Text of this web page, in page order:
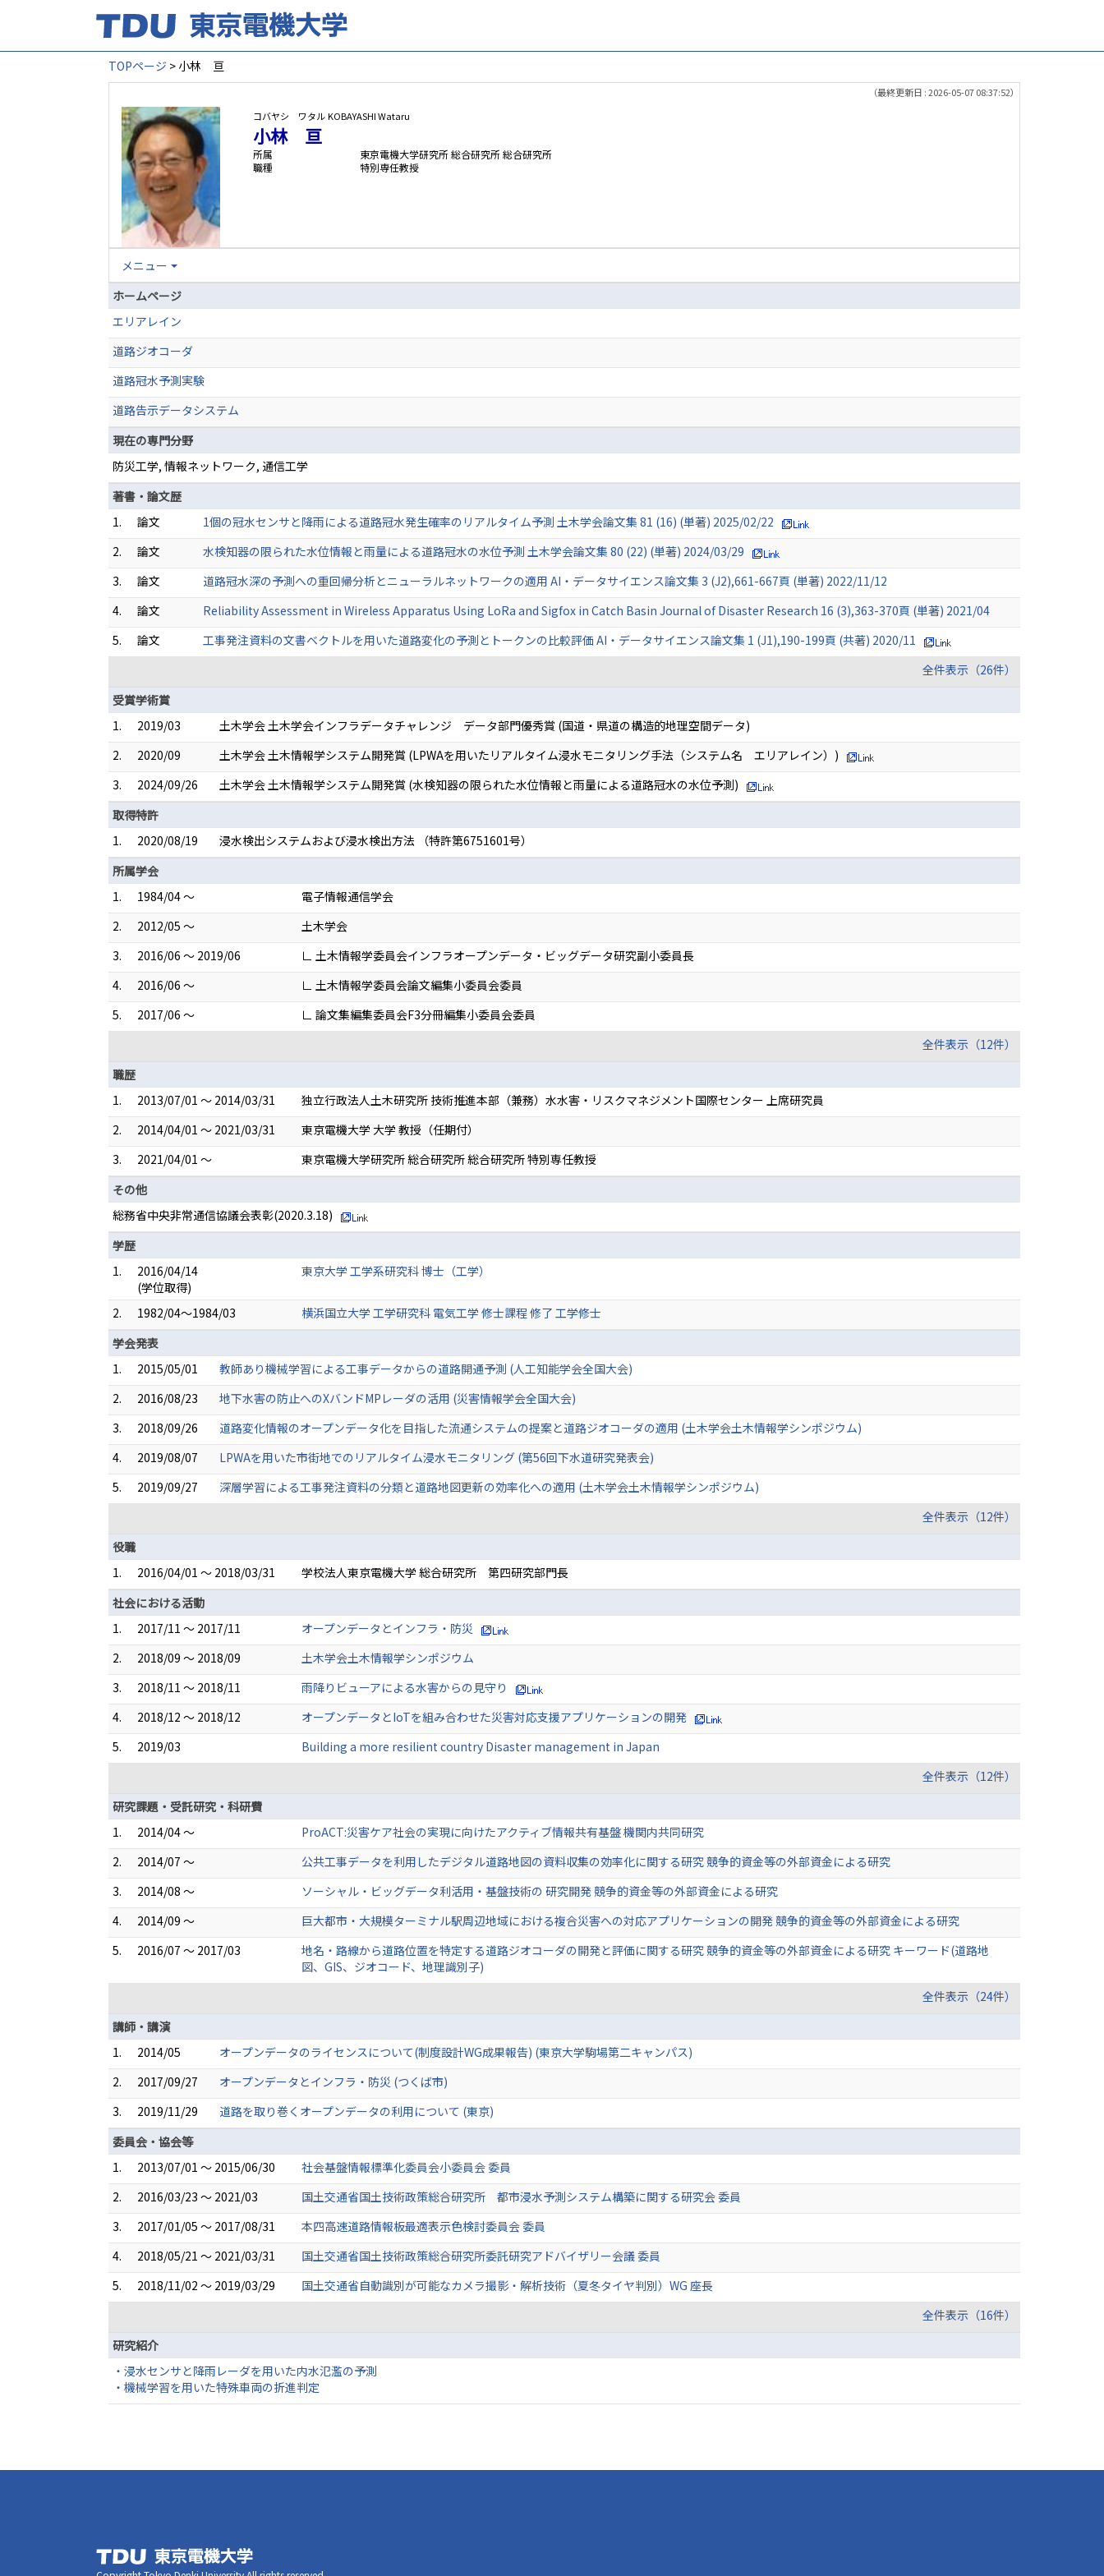
TOPページ > 小林 亘
（最終更新日 : 2026-05-07 08:37:52）
コバヤシ ワタルKOBAYASHI Wataru
小林 亘
所属
東京電機大学研究所 総合研究所 総合研究所
職種
特別専任教授
メニュー
ホームページ
エリアレイン
道路ジオコーダ
道路冠水予測実験
道路告示データシステム
現在の専門分野
防災工学, 情報ネットワーク, 通信工学
著書・論文歴
1.
論文
1個の冠水センサと降雨による道路冠水発生確率のリアルタイム予測 土木学会論文集 81 (16) (単著) 2025/02/22
2.
論文
水検知器の限られた水位情報と雨量による道路冠水の水位予測 土木学会論文集 80 (22) (単著) 2024/03/29
3.
論文
道路冠水深の予測への重回帰分析とニューラルネットワークの適用 AI・データサイエンス論文集 3 (J2),661-667頁 (単著) 2022/11/12
4.
論文
Reliability Assessment in Wireless Apparatus Using LoRa and Sigfox in Catch Basin Journal of Disaster Research 16 (3),363-370頁 (単著) 2021/04
5.
論文
工事発注資料の文書ベクトルを用いた道路変化の予測とトークンの比較評価 AI・データサイエンス論文集 1 (J1),190-199頁 (共著) 2020/11
全件表示（26件）
受賞学術賞
1.
2019/03
土木学会 土木学会インフラデータチャレンジ データ部門優秀賞 (国道・県道の構造的地理空間データ)
2.
2020/09
土木学会 土木情報学システム開発賞 (LPWAを用いたリアルタイム浸水モニタリング手法（システム名 エリアレイン）)
3.
2024/09/26
土木学会 土木情報学システム開発賞 (水検知器の限られた水位情報と雨量による道路冠水の水位予測)
取得特許
1.
2020/08/19
浸水検出システムおよび浸水検出方法 （特許第6751601号）
所属学会
1.
1984/04 ～
電子情報通信学会
2.
2012/05 ～
土木学会
3.
2016/06 ～ 2019/06
∟ 土木情報学委員会インフラオープンデータ・ビッグデータ研究副小委員長
4.
2016/06 ～
∟ 土木情報学委員会論文編集小委員会委員
5.
2017/06 ～
∟ 論文集編集委員会F3分冊編集小委員会委員
全件表示（12件）
職歴
1.
2013/07/01 ～ 2014/03/31
独立行政法人土木研究所 技術推進本部（兼務）水水害・リスクマネジメント国際センター 上席研究員
2.
2014/04/01 ～ 2021/03/31
東京電機大学 大学 教授（任期付）
3.
2021/04/01 ～
東京電機大学研究所 総合研究所 総合研究所 特別専任教授
その他
総務省中央非常通信協議会表彰(2020.3.18)
学歴
1.
2016/04/14
(学位取得)
東京大学 工学系研究科 博士（工学）
2. 1982/04～1984/03
横浜国立大学 工学研究科 電気工学 修士課程 修了 工学修士
学会発表
1.
2015/05/01
教師あり機械学習による工事データからの道路開通予測 (人工知能学会全国大会)
2.
2016/08/23
地下水害の防止へのXバンドMPレーダの活用 (災害情報学会全国大会)
3.
2018/09/26
道路変化情報のオープンデータ化を目指した流通システムの提案と道路ジオコーダの適用 (土木学会土木情報学シンポジウム)
4.
2019/08/07
LPWAを用いた市街地でのリアルタイム浸水モニタリング (第56回下水道研究発表会)
5.
2019/09/27
深層学習による工事発注資料の分類と道路地図更新の効率化への適用 (土木学会土木情報学シンポジウム)
全件表示（12件）
役職
1.
2016/04/01 ～ 2018/03/31
学校法人東京電機大学 総合研究所 第四研究部門長
社会における活動
1.
2017/11 ～ 2017/11
オープンデータとインフラ・防災
2.
2018/09 ～ 2018/09
土木学会土木情報学シンポジウム
3.
2018/11 ～ 2018/11
雨降りビューアによる水害からの見守り
4.
2018/12 ～ 2018/12
オープンデータとIoTを組み合わせた災害対応支援アプリケーションの開発
5.
2019/03
Building a more resilient country Disaster management in Japan
全件表示（12件）
研究課題・受託研究・科研費
1.
2014/04 ～
ProACT:災害ケア社会の実現に向けたアクティブ情報共有基盤 機関内共同研究
2.
2014/07 ～
公共工事データを利用したデジタル道路地図の資料収集の効率化に関する研究 競争的資金等の外部資金による研究
3.
2014/08 ～
ソーシャル・ビッグデータ利活用・基盤技術の 研究開発 競争的資金等の外部資金による研究
4.
2014/09 ～
巨大都市・大規模ターミナル駅周辺地域における複合災害への対応アプリケーションの開発 競争的資金等の外部資金による研究
5.
2016/07 ～ 2017/03
地名・路線から道路位置を特定する道路ジオコーダの開発と評価に関する研究 競争的資金等の外部資金による研究 キーワード(道路地
図、GIS、ジオコード、地理識別子)
全件表示（24件）
講師・講演
1.
2014/05
オープンデータのライセンスについて(制度設計WG成果報告) (東京大学駒場第二キャンパス)
2.
2017/09/27
オープンデータとインフラ・防災 (つくば市)
3.
2019/11/29
道路を取り巻くオープンデータの利用について (東京)
委員会・協会等
1.
2013/07/01 ～ 2015/06/30
社会基盤情報標準化委員会小委員会 委員
2.
2016/03/23 ～ 2021/03
国土交通省国土技術政策総合研究所 都市浸水予測システム構築に関する研究会 委員
3.
2017/01/05 ～ 2017/08/31
本四高速道路情報板最適表示色検討委員会 委員
4.
2018/05/21 ～ 2021/03/31
国土交通省国土技術政策総合研究所委託研究アドバイザリー会議 委員
5.
2018/11/02 ～ 2019/03/29
国土交通省自動識別が可能なカメラ撮影・解析技術（夏冬タイヤ判別）WG 座長
全件表示（16件）
研究紹介
・浸水センサと降雨レーダを用いた内水氾濫の予測
・機械学習を用いた特殊車両の折進判定